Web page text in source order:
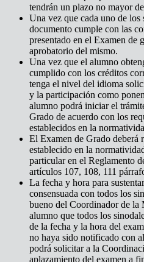
tendrán un plazo no mayor
Una vez que cada uno de los
documento cumple con las
presentado en el Examen de
aprobatorio del mismo.
Una vez que el alumno
cumplido con los créditos
tenga el nivel del idioma
y la participación como
alumno podrá iniciar el
Grado de acuerdo con los
establecidos en la
El Examen de Grado deberá
establecido en la
particular en el Reglamento
artículos 107, 108, 111
La fecha y hora para
consensuada con todos los
bueno del Coordinador de la
alumno que todos los
de la fecha y la hora del
no haya sido notificado con
podrá solicitar a la
aplazamiento del examen a